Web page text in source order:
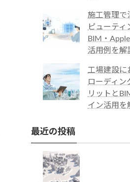
施工管理で
ピューティ
BIM・
活用例を解
工場建設に
ローディン
リットと
イン活用を
最近の投稿